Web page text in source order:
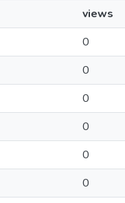
views
0
0
0
0
0
0